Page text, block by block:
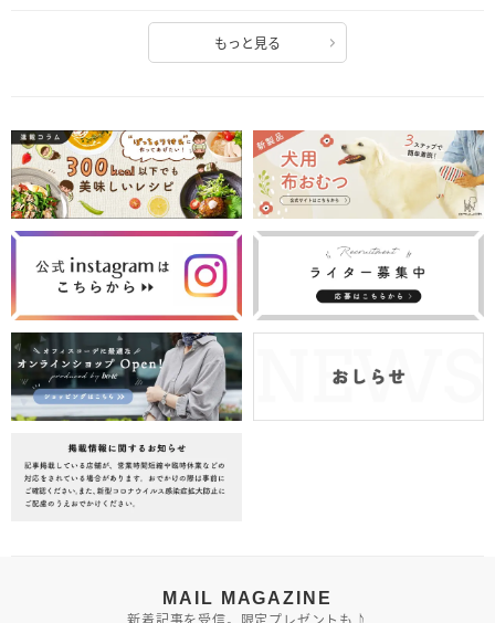
もっと見る
MAIL MAGAZINE
新着記事を受信。限定プレゼントも♪